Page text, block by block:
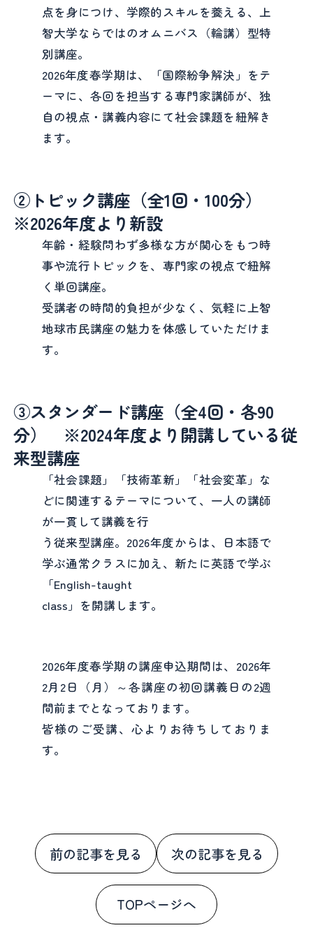
点を身につけ、学際的スキルを養える、上
智大学ならではのオムニバス（輪講）型特
別講座。
2026年度春学期は、「国際紛争解決」をテ
ーマに、各回を担当する専門家講師が、独
自の視点・講義内容にて社会課題を紐解き
ます。
②トピック講座（全1回・100分）
※2026年度より新設
年齢・経験問わず多様な方が関心をもつ時
事や流行トピックを、専門家の視点で紐解
く単回講座。
受講者の時間的負担が少なく、気軽に上智
地球市民講座の魅力を体感していただけま
す。
③スタンダード講座（全4回・各90
分） ※2024年度より開講している従
来型講座
「社会課題」「技術革新」「社会変革」な
どに関連するテーマについて、一人の講師
が一貫して講義を行
う従来型講座。2026年度からは、日本語で
学ぶ通常クラスに加え、新たに英語で学ぶ
「English-taught
class」を開講します。
2026年度春学期の講座申込期間は、2026年
2月2日（月）～各講座の初回講義日の2週
間前までとなっております。
皆様のご受講、心よりお待ちしておりま
す。
前の記事を見る 次の記事を見る
TOPページへ